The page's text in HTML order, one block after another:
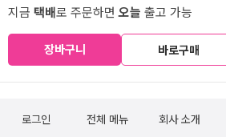
지금 택배로 주문하면오늘 출고 가능
장바구니 바로구매
로그인 전체 메뉴 회사 소개